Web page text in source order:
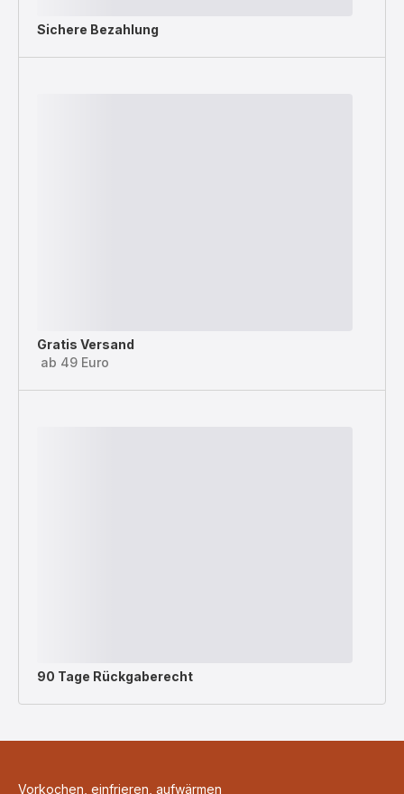
Sichere Bezahlung
Gratis Versand
ab 49 Euro
90 Tage Rückgaberecht
Vorkochen, einfrieren, aufwärmen